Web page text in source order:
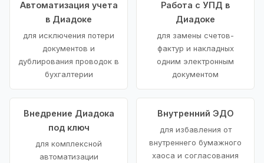
Автоматизация учета
в Диадоке
для исключения потери
документов и
дублирования проводок в
бухгалтерии
Работа с УПД в
Диадоке
для замены счетов-
фактур и накладных
одним электронным
документом
Внедрение Диадока
под ключ
для комплексной
автоматизации
Внутренний ЭДО
для избавления от
внутреннего бумажного
хаоса и согласования